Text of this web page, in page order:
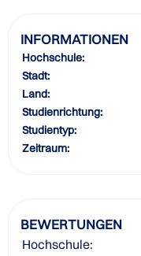
INFORMATIONEN
Hochschule:
Stadt:
Land:
Studienrichtung:
Studientyp:
Zeitraum:
BEWERTUNGEN
Hochschule: